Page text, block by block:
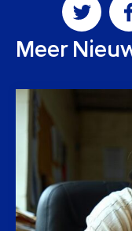
Meer